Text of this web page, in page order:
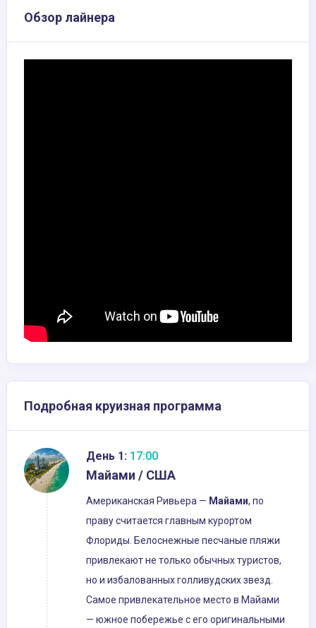
Обзор лайнера
Подробная круизная программа
День 1: 17:00
Майами / США
Американская Ривьера — Майами, по
праву считается главным курортом
Флориды. Белоснежные песчаные пляжи
привлекают не только обычных туристов,
но и избалованных голливудских звезд.
Самое привлекательное место в Майами
— южное побережье с его оригинальными